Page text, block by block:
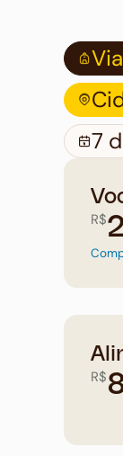
7
R$
R$